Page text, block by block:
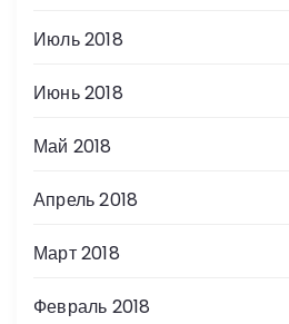
Июль 2018
Июнь 2018
Май 2018
Апрель 2018
Март 2018
Февраль 2018